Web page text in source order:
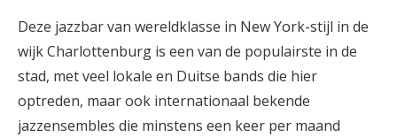
Deze jazzbar van wereldklasse in New York-stijl in de
wijk Charlottenburg is een van de populairste in de
stad, met veel lokale en Duitse bands die hier
optreden, maar ook internationaal bekende
jazzensembles die minstens een keer per maand